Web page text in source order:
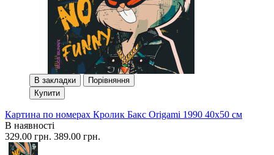
В закладки
Порівняння
Купити
Картина по номерах Кролик Бакс Origami 1990 40x50 см
В наявності
329.00 грн. 389.00 грн.